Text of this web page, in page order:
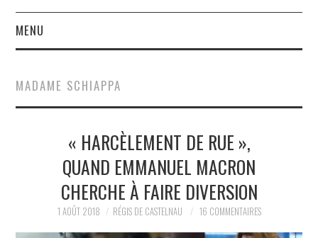
MENU
BRÈVES
JURIDIQUE
POLITIQUE
HISTOIRE
MADAME SCHIAPPA
« HARCÈLEMENT DE RUE »,
QUAND EMMANUEL MACRON
CHERCHE À FAIRE DIVERSION
1 AOÛT 2018 RÉGIS DE CASTELNAU 16 COMMENTAIRES